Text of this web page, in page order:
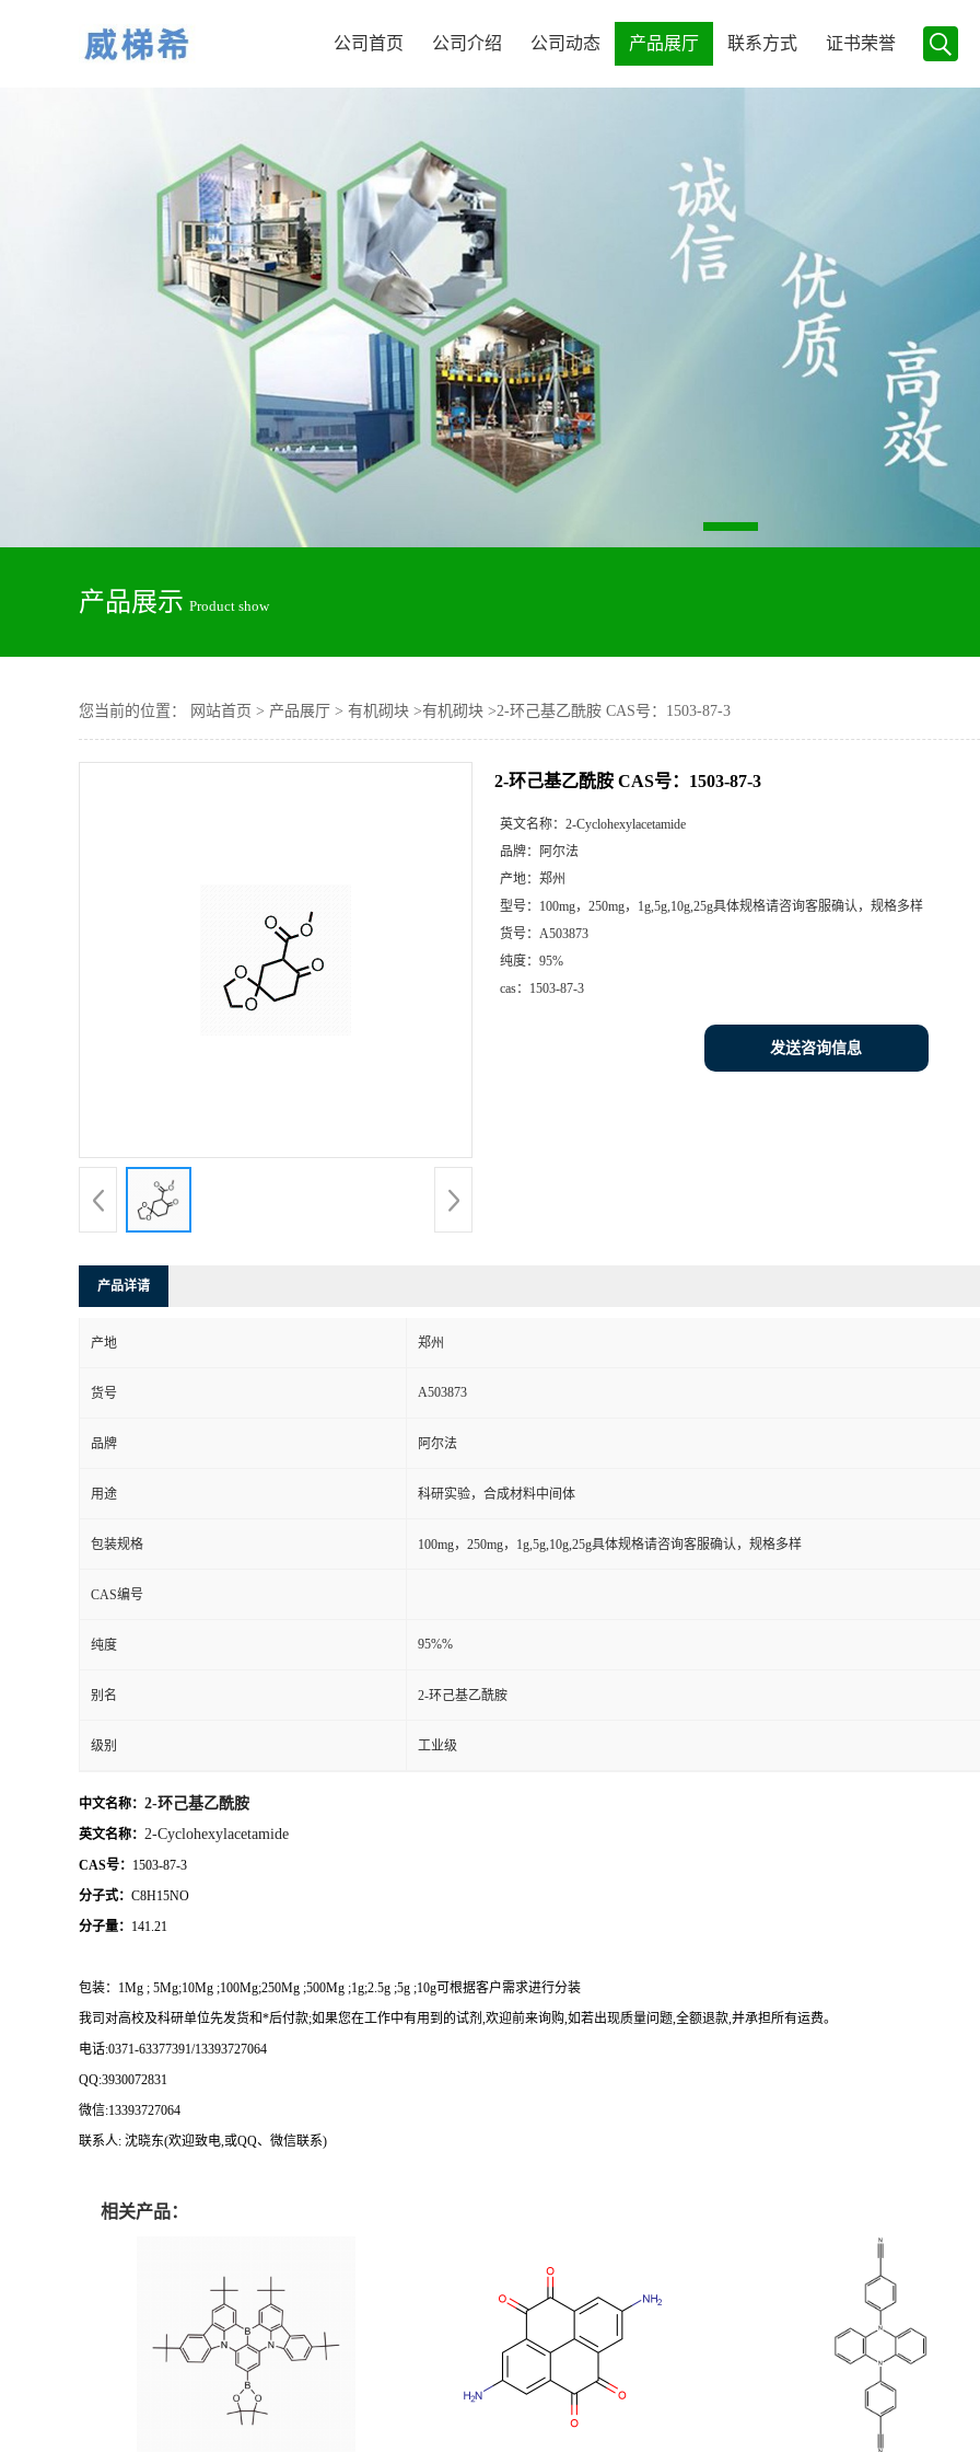
公司首页 公司介绍 公司动态 产品展厅 联系方式 证书荣誉
产品展示 Product show
您当前的位置： 网站首页 > 产品展厅 > 有机砌块 >有机砌块 >2-环己基乙酰胺 CAS号：1503-87-3
2-环己基乙酰胺 CAS号：1503-87-3
英文名称： 2-Cyclohexylacetamide
品牌：
阿尔法
产地： 郑州
型号： 100mg，250mg，1g,5g,10g,25g具体规格请咨询客服确认，规格多样
货号： A503873
纯度： 95%
cas： 1503-87-3
发送咨询信息
产品详请
产地 郑州
货号 A503873
品牌 阿尔法
用途 科研实验，合成材料中间体
包装规格 100mg，250mg，1g,5g,10g,25g具体规格请咨询客服确认，规格多样
CAS编号
纯度 95%%
别名 2-环己基乙酰胺
级别 工业级
中文名称： 2-环己基乙酰胺
英文名称： 2-Cyclohexylacetamide
CAS号： 1503-87-3
分子式： C8H15NO
分子量： 141.21
包装： 1Mg ; 5Mg;10Mg ;100Mg;250Mg ;500Mg ;1g;2.5g ;5g ;10g可根据客户需求进行分装
我司对高校及科研单位先发货和*后付款;如果您在工作中有用到的试剂 ,欢迎前来询购,如若出现质量问题,全额退款,并承担所有运费。
电话:0371-63377391/13393727064
QQ:3930072831
微信:13393727064
联系人: 沈晓东(欢迎致电,或QQ、微信联系)
相关产品：